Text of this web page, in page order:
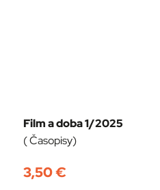
Film a doba 1/2025
( Časopisy)
3,50€